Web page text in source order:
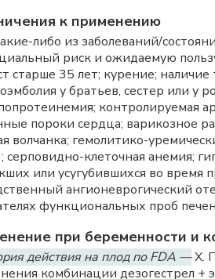
к применению
либо из заболеваний/
риск и ожидаемую
старше 35 лет; курение;
у братьев, сестер или у
контролируемая
пороки сердца; варикозное
волчанка; гемолитико-
серповидно-клеточная анемия;
или усугубившихся во
ангионеврогический
функциональных проб
при беременности и
действия на плод по FDA —X.
комбинации дезогестрел +